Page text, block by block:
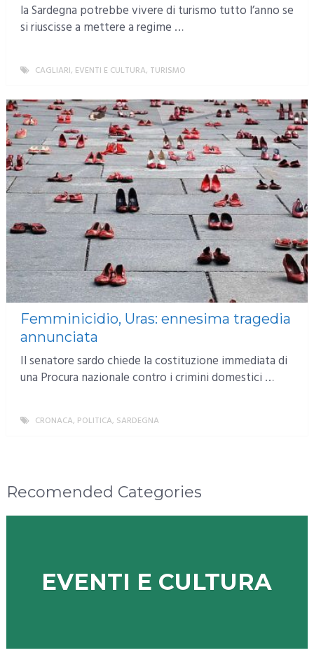
la Sardegna potrebbe vivere di turismo tutto l’anno se
si riuscisse a mettere a regime …
CAGLIARI, EVENTI E CULTURA, TURISMO
Femminicidio, Uras: ennesima tragedia
annunciata
Il senatore sardo chiede la costituzione immediata di
una Procura nazionale contro i crimini domestici …
CRONACA, POLITICA, SARDEGNA
Recomended Categories
EVENTI E CULTURA